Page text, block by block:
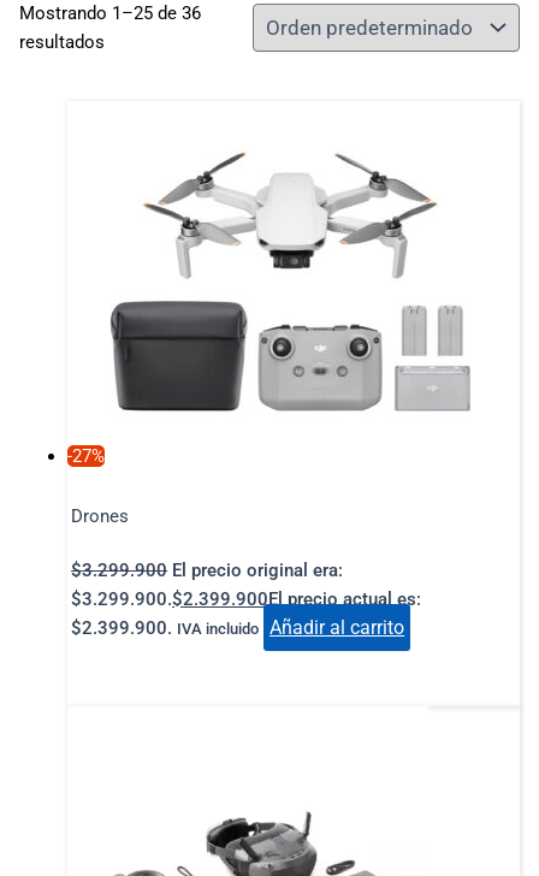
Mostrando 1–25 de 36
resultados
-27%
Drones
$3.299.900 El precio original era:
$3.299.900.$2.399.900El precio actual es:
$2.399.900. IVA incluido Añadir al carrito